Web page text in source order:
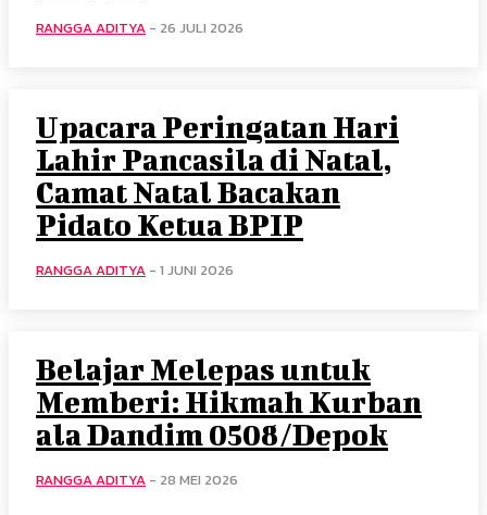
RANGGA ADITYA - 26 JULI 2026
Upacara Peringatan Hari
Lahir Pancasila di Natal,
Camat Natal Bacakan
Pidato Ketua BPIP
RANGGA ADITYA - 1 JUNI 2026
Belajar Melepas untuk
Memberi: Hikmah Kurban
ala Dandim 0508/Depok
RANGGA ADITYA - 28 MEI 2026